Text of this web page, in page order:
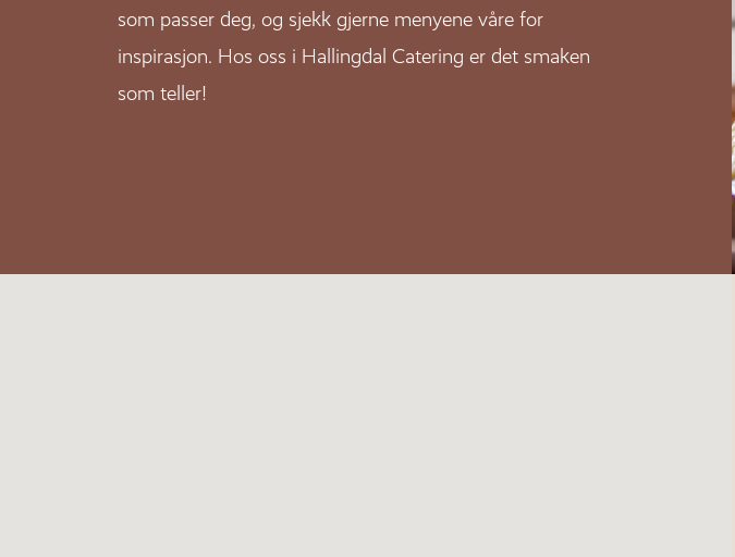
som passer deg, og sjekk gjerne menyene våre for
inspirasjon. Hos oss i Hallingdal Catering er det smaken
som teller!